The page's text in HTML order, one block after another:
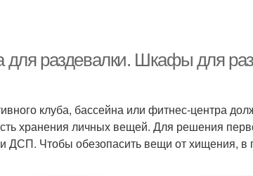
раздевалки. Шкафы для
клуба, бассейна или фитнес-центра
хранения личных вещей. Для решения
ДСП. Чтобы обезопасить вещи от хищения,